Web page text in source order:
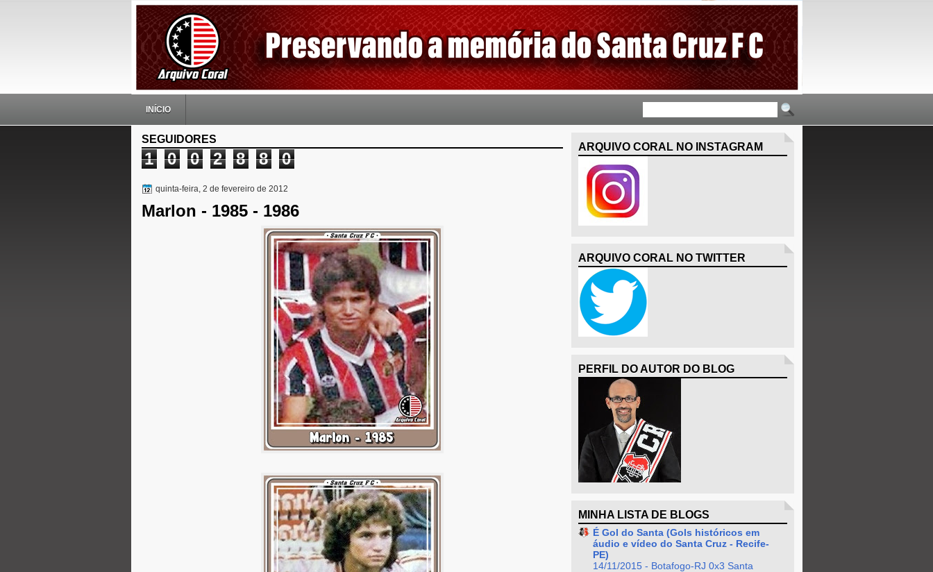
INÍCIO
SEGUIDORES
1 0 0 2 8 8 0
quinta-feira, 2 de fevereiro de 2012
Marlon - 1985 - 1986
ARQUIVO CORAL NO INSTAGRAM
ARQUIVO CORAL NO TWITTER
PERFIL DO AUTOR DO BLOG
MINHA LISTA DE BLOGS
É Gol do Santa (Gols históricos em
áudio e vídeo do Santa Cruz - Recife-
PE)
14/11/2015 - Botafogo-RJ 0x3 Santa